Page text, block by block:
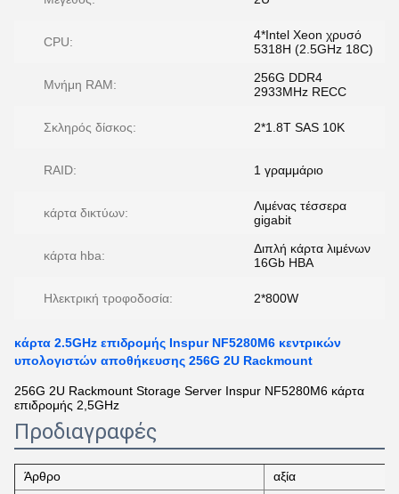
CPU:
4*Intel Xeon χρυσό
5318H (2.5GHz 18C)
Μνήμη RAM:
256G DDR4
2933MHz RECC
Σκληρός δίσκος: 2*1.8T SAS 10K
RAID: 1 γραμμάριο
κάρτα δικτύων:
Λιμένας τέσσερα
gigabit
κάρτα hba:
Διπλή κάρτα λιμένων
16Gb HBA
Ηλεκτρική τροφοδοσία: 2*800W
κάρτα 2.5GHz επιδρομής Inspur NF5280M6 κεντρικών
υπολογιστών αποθήκευσης 256G 2U Rackmount
256G 2U Rackmount Storage Server Inspur NF5280M6 κάρτα
επιδρομής 2,5GHz
Προδιαγραφές
Άρθρο
αξία